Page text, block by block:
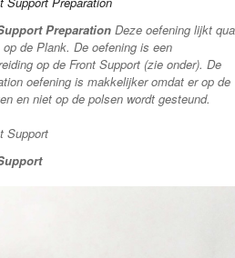
Preparation Deze oefening lijkt qua
de Plank. De oefening is een
op de Front Support (zie onder). De
oefening is makkelijker omdat er op de
en niet op de polsen wordt gesteund.